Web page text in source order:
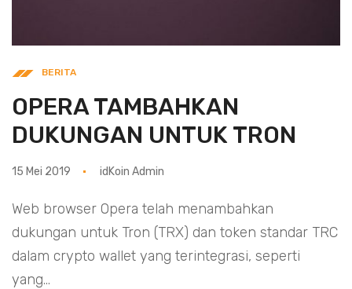
BERITA
OPERA TAMBAHKAN
DUKUNGAN UNTUK TRON
15 Mei 2019 idKoin Admin
Web browser Opera telah menambahkan
dukungan untuk Tron (TRX) dan token standar TRC
dalam crypto wallet yang terintegrasi, seperti
yang...